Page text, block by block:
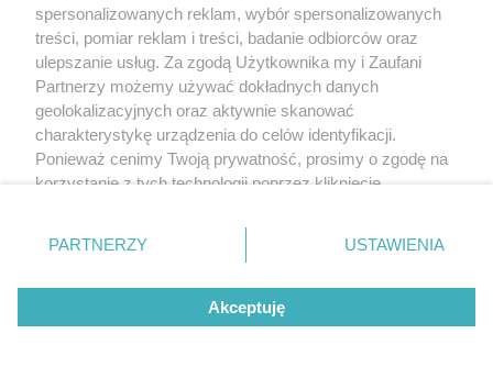
spersonalizowanych reklam, wybór spersonalizowanych
treści, pomiar reklam i treści, badanie odbiorców oraz
ulepszanie usług. Za zgodą Użytkownika my i Zaufani
Partnerzy możemy używać dokładnych danych
geolokalizacyjnych oraz aktywnie skanować
charakterystykę urządzenia do celów identyfikacji.
Ponieważ cenimy Twoją prywatność, prosimy o zgodę na
korzystanie z tych technologii poprzez kliknięcie
zmienić/wycofać klikając przycisk ustawień prywatności
znajdujący się w lewym dolnym rogu strony
rodzaje przetwarzania danych nie wymagają zgody
użytkownika, ale masz prawo sprzeciwić się takiemu
przetwarzaniu. Preferencje będą miały zastosowanie tylko
PARTNERZY USTAWIENIA
Akceptuję